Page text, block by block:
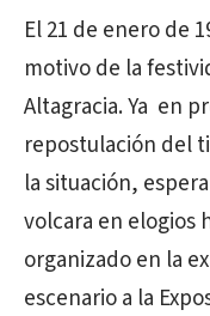
El 21 de enero de
motivo de la
Altagracia. Ya en
repostulación del
la situación,
volcara en elogios
organizado en la
escenario a la